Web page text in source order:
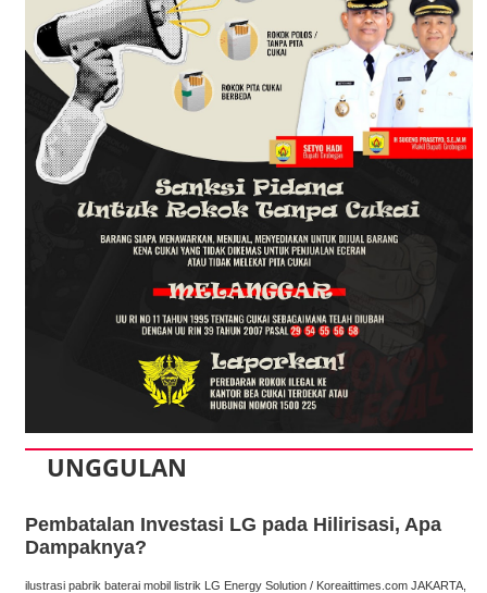
UNGGULAN
Pembatalan Investasi LG pada Hilirisasi, Apa
Dampaknya?
ilustrasi pabrik baterai mobil listrik LG Energy Solution / Koreaittimes.com JAKARTA,